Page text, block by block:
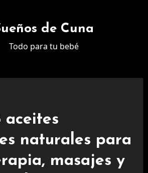
de Cuna
Todo para tu bebé
aceites
naturales para
masajes y